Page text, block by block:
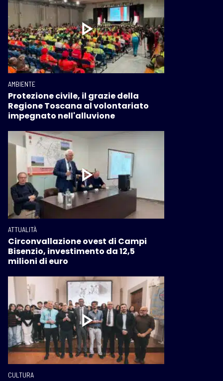
AMBIENTE
Protezione civile, il grazie della
Regione Toscana al volontariato
impegnato nell'alluvione
ATTUALITÀ
Circonvallazione ovest di Campi
Bisenzio, investimento da 12,5
milioni di euro
CULTURA